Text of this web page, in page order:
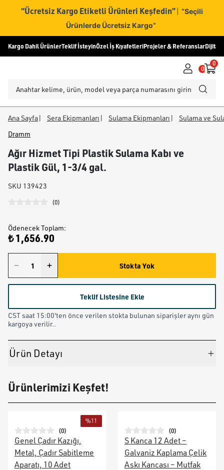
“Ücretsiz Kargo Etiketli Ürünleri Keşfedin” | “Seçili
Ürünlerde Ücretsiz Kargo”
Kargo Dahil ÜrünlerTeklif İsteyinÖzel İş KıyafetleriProjeler & ReferanslarDijital
0
0
Ana Sayfa| Sera Ekipmanları | Sulama Ekipmanları |
Sulama ve
Dramm
Ağır Hizmet Tipi Plastik Sulama Kabı ve
Plastik Gül, 1-3/4 gal.
SKU 139423
(0)
Ödenecek Toplam:
₺ 1,656.90
Stokta Yok
Teklif Listesine Ekle
CST saat 15:00'ten önce verilen stokta bulunan siparişler aynı gün
kargoya verilir..
Ürün Detayı
Ürünlerimizi Keşfet!
%11
(0)
Genel Çadır Kazığı,
Metal, Çadır Sabitleme
Aparatı, 10 Adet
(0)
S Kanca 12 Adet –
Galvaniz Kaplama Çelik
Askı Kancası – Mutfak